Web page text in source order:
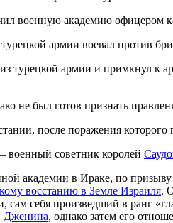
военную академию офицером
армии воевал против
турецкой армии и примкнул к
не был готов признать
после поражения
военный советник королей
академии в Ираке, по
восстанию в Земле Израиля.
сам себя произведший в ранг
Дженина, однако затем его